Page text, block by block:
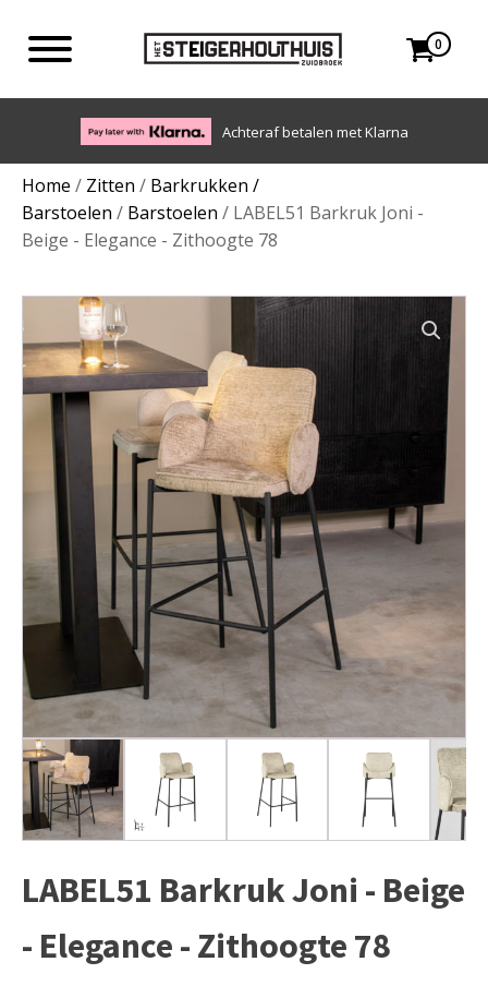
0
Achteraf betalen met Klarna
Home / Zitten / Barkrukken /
Barstoelen / Barstoelen / LABEL51 Barkruk Joni -
Beige - Elegance - Zithoogte 78
LABEL51 Barkruk Joni - Beige
- Elegance - Zithoogte 78